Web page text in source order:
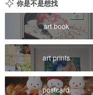
你是不是想找
art book
art prints
postcard